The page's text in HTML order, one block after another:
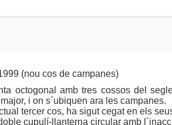
(nou cos de campanes)
octogonal amb tres cossos del
i on s´ubiquen ara les campanes.
tercer cos, ha sigut cegat en els
cupulí-llanterna circular amb